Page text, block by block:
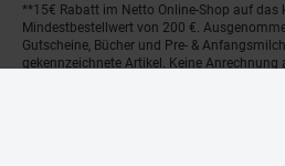
**15€ Rabatt im Netto Online-Shop auf das
Mindestbestellwert von 200 €.
Gutscheine, Bücher und Pre- &
gekennzeichnete Artikel. Keine